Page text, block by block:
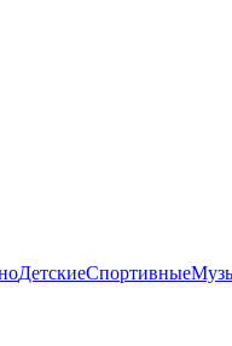
ДетскиеСпортивные